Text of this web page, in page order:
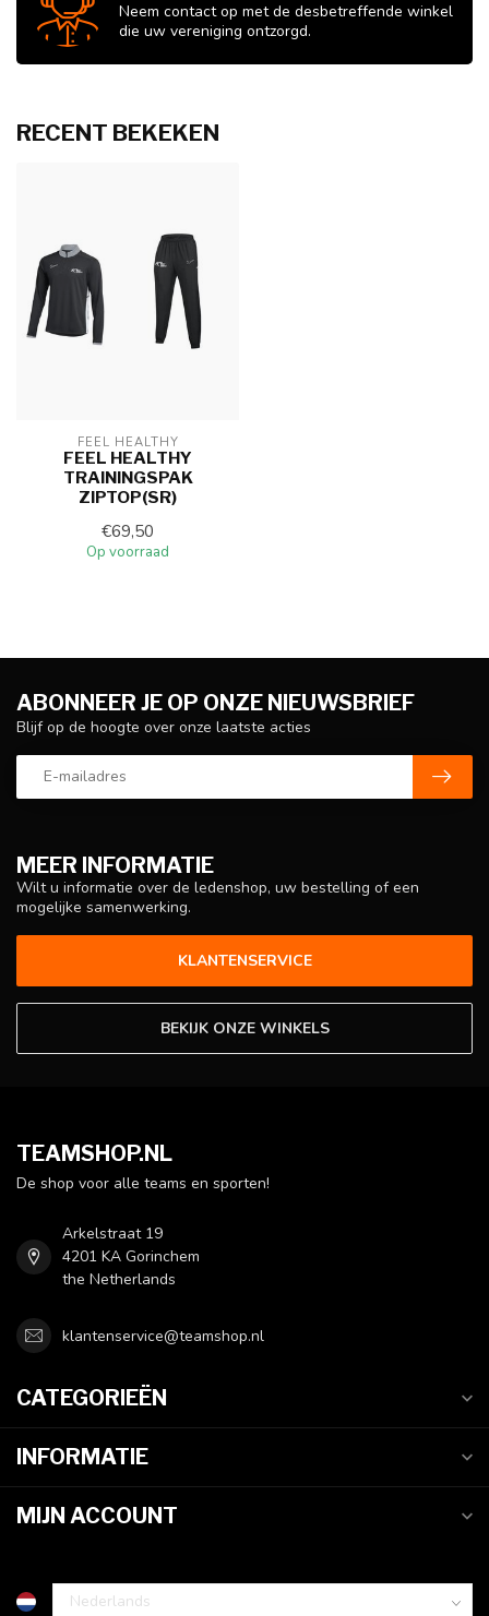
Neem contact op met de desbetreffende winkel
die uw vereniging ontzorgd.
RECENT BEKEKEN
FEEL HEALTHY
FEEL HEALTHY
TRAININGSPAK
ZIPTOP(SR)
€69,50
Op voorraad
MEER INFORMATIE
Wilt u informatie over de ledenshop, uw bestelling of een
mogelijke samenwerking.
KLANTENSERVICE
BEKIJK ONZE WINKELS
ABONNEER JE OP ONZE NIEUWSBRIEF
Blijf op de hoogte over onze laatste acties
TEAMSHOP.NL
De shop voor alle teams en sporten!
Arkelstraat 19
4201 KA Gorinchem
the Netherlands
klantenservice@teamshop.nl
CATEGORIEËN
INFORMATIE
MIJN ACCOUNT